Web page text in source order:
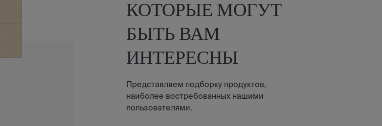
КОТОРЫЕ МОГУТ
БЫТЬ ВАМ
ИНТЕРЕСНЫ
Представляем подборку продуктов,
наиболее востребованных нашими
пользователями.